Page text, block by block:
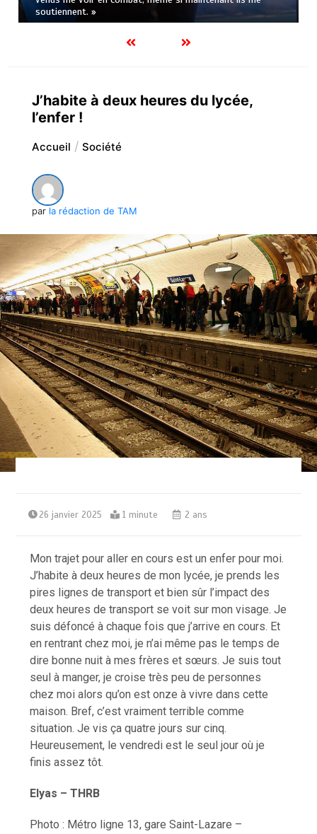
soutiennent. »
J’habite à deux heures du lycée,
l’enfer !
Accueil Société
par la rédaction de TAM
26 janvier 2025 1 minute 2 ans
Mon trajet pour aller en cours est un enfer pour moi.
J’habite à deux heures de mon lycée, je prends les
pires lignes de transport et bien sûr l’impact des
deux heures de transport se voit sur mon visage. Je
suis défoncé à chaque fois que j’arrive en cours. Et
en rentrant chez moi, je n’ai même pas le temps de
dire bonne nuit à mes frères et sœurs. Je suis tout
seul à manger, je croise très peu de personnes
chez moi alors qu’on est onze à vivre dans cette
maison. Bref, c’est vraiment terrible comme
situation. Je vis ça quatre jours sur cinq.
Heureusement, le vendredi est le seul jour où je
finis assez tôt.
Elyas – THRB
Photo : Métro ligne 13, gare Saint-Lazare –